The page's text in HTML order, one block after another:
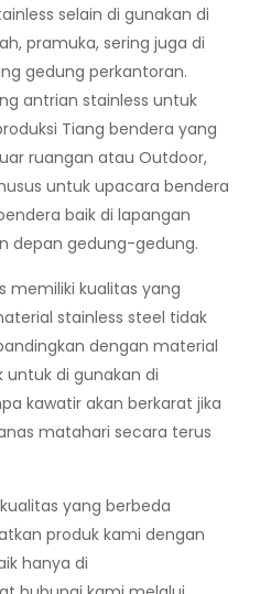
selain di gunakan di
pramuka, sering juga di
gedung perkantoran.
antrian stainless untuk
Tiang bendera yang
ruangan atau Outdoor,
untuk upacara bendera
baik di lapangan
depan gedung-gedung.
memiliki kualitas yang
stainless steel tidak
dengan material
untuk di gunakan di
kawatir akan berkarat jika
matahari secara terus
yang berbeda
produk kami dengan
hanya di